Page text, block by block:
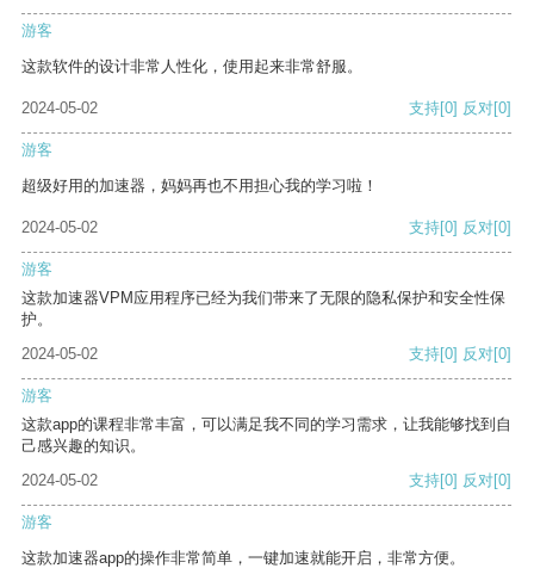
游客
这款软件的设计非常人性化，使用起来非常舒服。
2024-05-02 支持[0] 反对[0]
游客
超级好用的加速器，妈妈再也不用担心我的学习啦！
2024-05-02 支持[0] 反对[0]
游客
这款加速器VPM应用程序已经为我们带来了无限的隐私保护和安全性保
护。
2024-05-02
支持[0] 反对[0]
游客
这款app的课程非常丰富，可以满足我不同的学习需求，让我能够找到自
己感兴趣的知识。
2024-05-02
支持[0] 反对[0]
游客
这款加速器app的操作非常简单，一键加速就能开启，非常方便。